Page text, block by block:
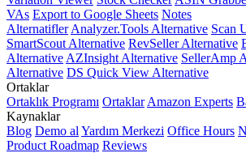
VAs Export to Google Sheets Notes
Alternatifler Analyzer.Tools Alternative Scan
SmartScout Alternative RevSeller Alternative
Alternative AZInsight Alternative SellerAmp
Alternative DS Quick View Alternative
Ortaklar
Ortaklık Programı Ortaklar Amazon Experts
Kaynaklar
Blog Demo al Yardım Merkezi Office Hours
Product Roadmap Reviews